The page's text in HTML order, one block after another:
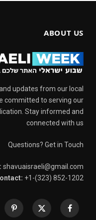
ABOUT US
updates from our local
committed to serving our
Stay informed and
connected with us
Questions? Get in Touch
shavuaisraeli@gmail.com
+1-(323) 852-1202
Facebook
X